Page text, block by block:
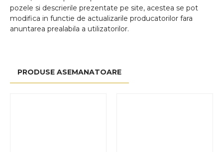
pozele si descrierile prezentate pe site, acestea se pot
modifica in functie de actualizarile producatorilor fara
anuntarea prealabila a utilizatorilor.
PRODUSE ASEMANATOARE